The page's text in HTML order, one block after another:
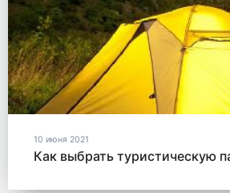
10 июня 2021
Как выбрать туристическую